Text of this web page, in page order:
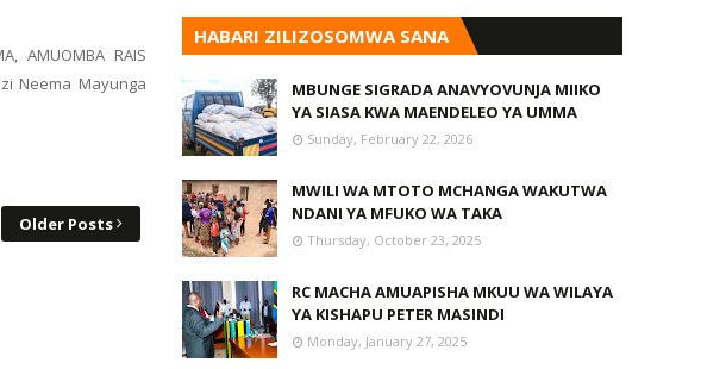
AMUOMBA RAIS
Neema Mayunga
Older Posts
HABARI ZILIZOSOMWA SANA
MBUNGE SIGRADA ANAVYOVUNJA MIIKO
YA SIASA KWA MAENDELEO YA UMMA
Sunday, February 22, 2026
MWILI WA MTOTO MCHANGA WAKUTWA
NDANI YA MFUKO WA TAKA
Thursday, October 23, 2025
RC MACHA AMUAPISHA MKUU WA WILAYA
YA KISHAPU PETER MASINDI
Monday, January 27, 2025